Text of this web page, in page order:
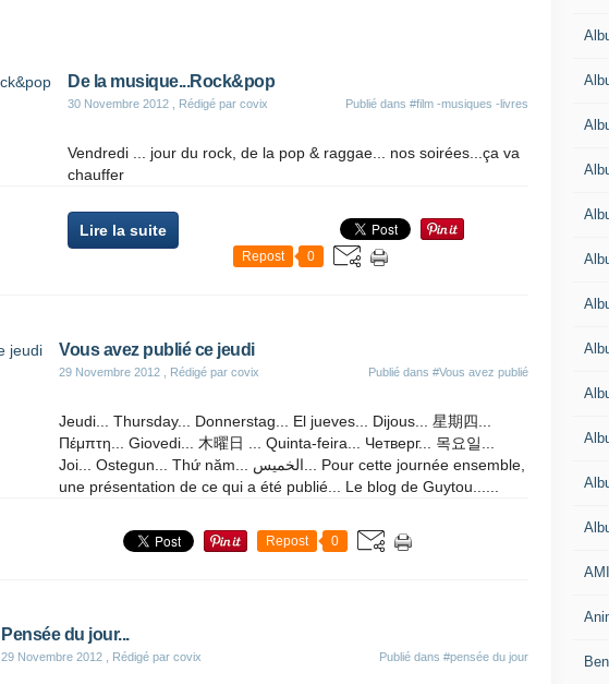
De la musique...Rock&pop
30 Novembre 2012 , Rédigé par covix Publié dans #film -musiques -livres
Vendredi ... jour du rock, de la pop & raggae... nos soirées...ça va
chauffer
Lire la suite
Repost 0
Vous avez publié ce jeudi
29 Novembre 2012 , Rédigé par covix Publié dans #Vous avez publié
Jeudi... Thursday... Donnerstag... El jueves... Dijous... 星期四...
Πέμπτη... Giovedi... 木曜日 ... Quinta-feira... Четверг... 목요일...
Joi... Ostegun... Thứ năm... الخميس... Pour cette journée ensemble,
une présentation de ce qui a été publié... Le blog de Guytou......
Repost 0
Pensée du jour...
29 Novembre 2012 , Rédigé par covix Publié dans #pensée du jour